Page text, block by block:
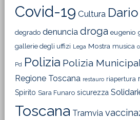
Covid-19 Cultura
degrado denuncia droga eugenio
gallerie degli uffizi Lega Mostra musica
Pd Polizia Polizia
Regione Toscana restauro riapertura
Spirito Sara Funaro sicurezza
Toscana Tramvia